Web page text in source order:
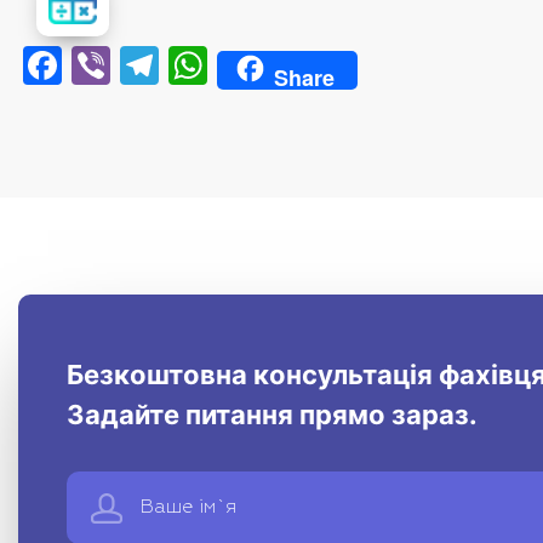
Facebook
ViberTelegram
WhatsApp
Share
Безкоштовна консультація
Задайте питання прямо зараз.